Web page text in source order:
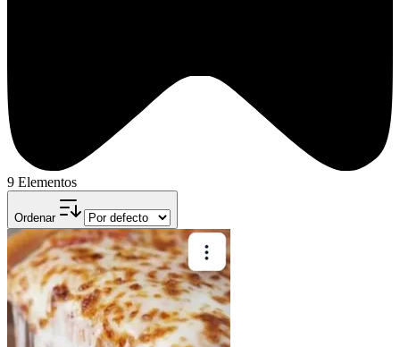
9 Elementos
Ordenar